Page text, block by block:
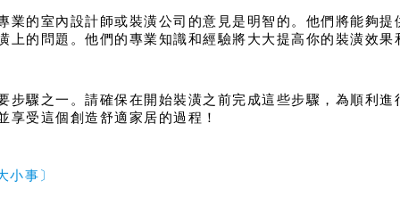
業的室內設計師或裝潢公司的意見是明智的。他們將能夠提
上的問題。他們的專業知識和經驗將大大提高你的裝潢效果
步驟之一。請確保在開始裝潢之前完成這些步驟，為順利進
享受這個創造舒適家居的過程！
小事〕